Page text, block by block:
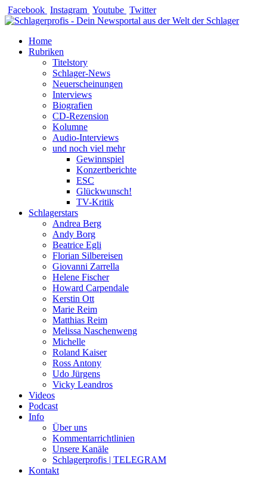
Zum
Inhalt
Facebook Instagram Youtube Twitter
Home
Rubriken
Titelstory
Schlager-News
Neuerscheinungen
Interviews
Biografien
CD-Rezension
Kolumne
Audio-Interviews
und noch viel mehr
Gewinnspiel
Konzertberichte
ESC
Glückwunsch!
TV-Kritik
Schlagerstars
Andrea Berg
Andy Borg
Beatrice Egli
Florian Silbereisen
Giovanni Zarrella
Helene Fischer
Howard Carpendale
Kerstin Ott
Marie Reim
Matthias Reim
Melissa Naschenweng
Michelle
Roland Kaiser
Ross Antony
Udo Jürgens
Vicky Leandros
Videos
Podcast
Info
Über uns
Kommentarrichtlinien
Unsere Kanäle
Schlagerprofis | TELEGRAM
Kontakt